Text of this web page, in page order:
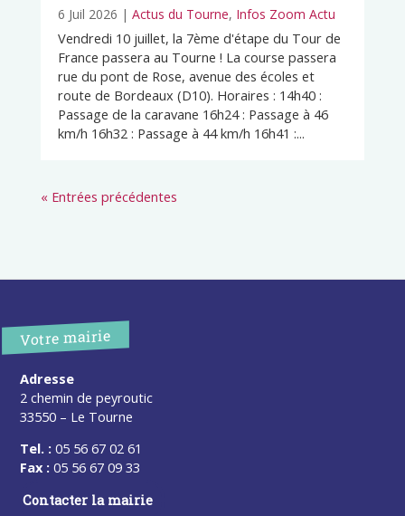
6 Juil 2026 | Actus du Tourne, Infos Zoom Actu
Vendredi 10 juillet, la 7ème d'étape du Tour de
France passera au Tourne ! La course passera
rue du pont de Rose, avenue des écoles et
route de Bordeaux (D10). Horaires : 14h40 :
Passage de la caravane 16h24 : Passage à 46
km/h 16h32 : Passage à 44 km/h 16h41 :...
« Entrées précédentes
Votre mairie
Adresse
2 chemin de peyroutic
33550 – Le Tourne
Tel. : 05 56 67 02 61
Fax : 05 56 67 09 33
Contacter la mairie